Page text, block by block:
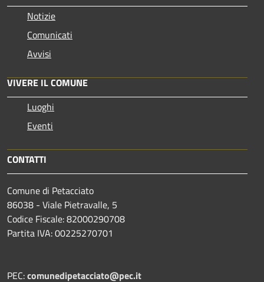
Notizie
Comunicati
Avvisi
VIVERE IL COMUNE
Luoghi
Eventi
CONTATTI
Comune di Petacciato
86038 - Viale Pietravalle, 5
Codice Fiscale: 82000290708
Partita IVA: 00225270701
PEC:comunedipetacciato@pec.it